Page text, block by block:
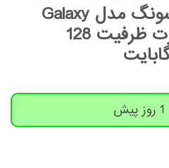
گوشی موبایل سامسونگ مدل Galaxy
A34 5G دو سیم کارت ظرفیت 128